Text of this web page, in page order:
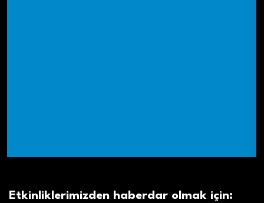
Etkinliklerimizden haberdar olmak için: